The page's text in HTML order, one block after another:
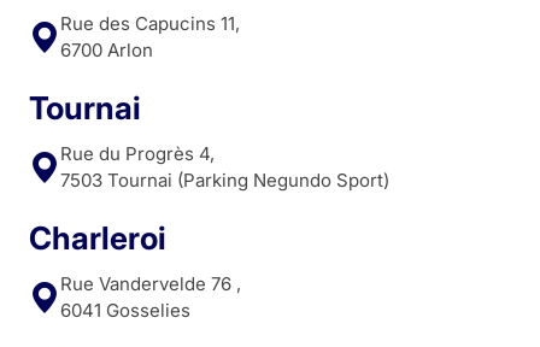
Rue des Capucins 11,
6700 Arlon
Tournai
Rue du Progrès 4,
7503 Tournai (Parking Negundo Sport)
Charleroi
Rue Vandervelde 76 ,
6041 Gosselies